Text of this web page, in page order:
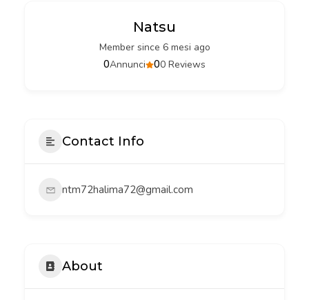
Natsu
Member since 6 mesi ago
00 Reviews
0Annunci
Contact Info
ntm72halima72@gmail.com
About